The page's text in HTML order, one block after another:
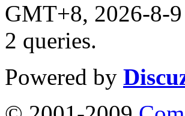
GMT+8, 2026-8-
2 queries.
Powered by